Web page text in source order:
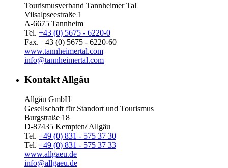
Tourismusverband Tannheimer Tal
Vilsalpseestraße 1
A-6675 Tannheim
Tel. +43 (0) 5675 - 6220-0
Fax. +43 (0) 5675 - 6220-60
www.tannheimertal.com
info@tannheimertal.com
Kontakt Allgäu
Allgäu GmbH
Gesellschaft für Standort und Tourismus
Burgstraße 18
D-87435 Kempten/ Allgäu
Tel. +49 (0) 831 - 575 37 30
Tel. +49 (0) 831 - 575 37 33
www.allgaeu.de
info@allgaeu.de